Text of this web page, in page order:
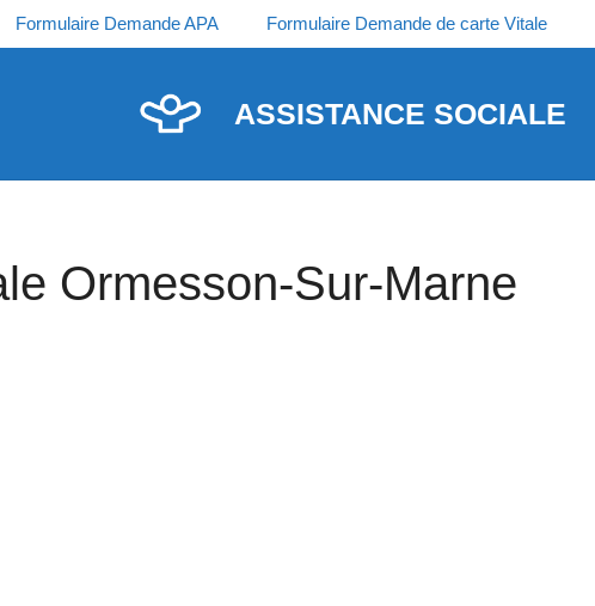
Formulaire Demande APA Formulaire Demande de carte Vitale
ASSISTANCE SOCIALE
Ormesson-Sur-Marne